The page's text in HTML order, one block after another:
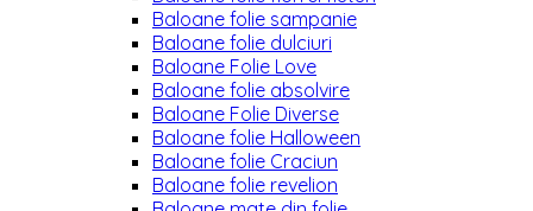
Baloane folie sampanie
Baloane folie dulciuri
Baloane Folie Love
Baloane folie absolvire
Baloane Folie Diverse
Baloane folie Halloween
Baloane folie Craciun
Baloane folie revelion